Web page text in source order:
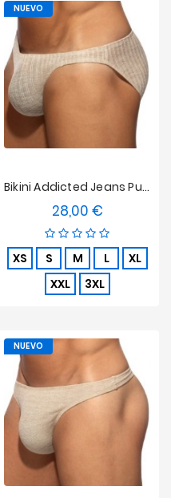
Bikini Addicted Jeans Punto Acanalado - Beige
28,00 €
XS S M L
XL
XXL
3XL
NUEVO
NUEVO